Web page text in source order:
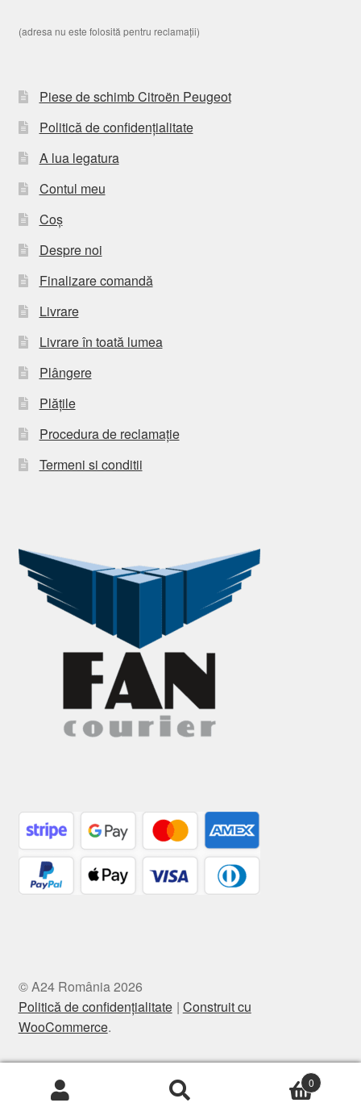
(adresa nu este folosită pentru reclamații)
Piese de schimb Citroën Peugeot
Politică de confidențialitate
A lua legatura
Contul meu
Coș
Despre noi
Finalizare comandă
Livrare
Livrare în toată lumea
Plângere
Plățile
Procedura de reclamație
Termeni si conditii
© A24 România 2026
Politică de confidențialitate Construit cu
WooCommerce.
0